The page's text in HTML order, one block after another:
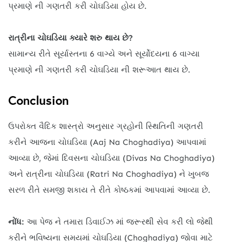
પ્રમાણે ની ગણતરી કરી ચોઘડિયા હોય છે.
રાત્રીના ચોઘડિયા ક્યારે શરુ થાય છે?
સામાન્ય રીતે સૂર્યાસ્તના 6 વાગ્યે અને સૂર્યોદયના 6 વાગ્યા
પ્રમાણે ની ગણતરી કરી ચોઘડિયા ની શરૂઆત થાય છે.
Conclusion
ઉપરોક્ત વૈદિક શાસ્ત્રો અનુસાર ગ્રહોની સ્થિતિની ગણતરી
કરીને આજના ચોઘડિયા (Aaj Na Choghadiya) આપવામાં
આવ્યા છે, જેમાં દિવસના ચોઘડિયા (Divas Na Choghadiya)
અને રાત્રીના ચોઘડિયા (Ratri Na Choghadiya) ને ખુબજ
સરળ રીતે સમજી શકાય તે રીતે કોષ્ઠકમાં આપવામાં આવ્યા છે.
નોંધ: આ પેજ ને તમારા ડિવાઈઝ માં જરૂરથી સેવ કરી લો જેથી
કરીને ભવિષ્યના સમયમાં ચોઘડિયા (Choghadiya) જોવા માટે